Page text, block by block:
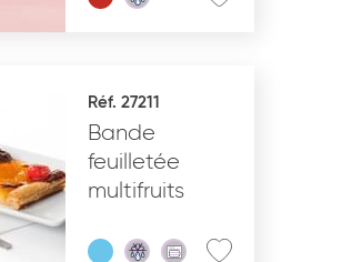
Réf. 27211
Bande
feuilletée
multifruits